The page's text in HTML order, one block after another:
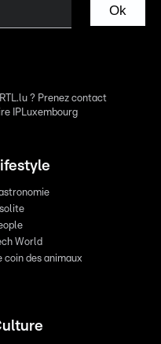
Ok
? Prenez contact
IPLuxembourg
World
coin des animaux